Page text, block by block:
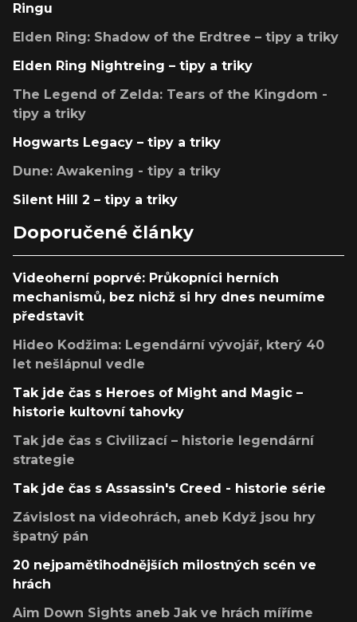
Ringu
Elden Ring: Shadow of the Erdtree – tipy a triky
Elden Ring Nightreing – tipy a triky
The Legend of Zelda: Tears of the Kingdom -
tipy a triky
Hogwarts Legacy – tipy a triky
Dune: Awakening - tipy a triky
Silent Hill 2 – tipy a triky
Doporučené články
Videoherní poprvé: Průkopníci herních
mechanismů, bez nichž si hry dnes neumíme
představit
Hideo Kodžima: Legendární vývojář, který 40
let nešlápnul vedle
Tak jde čas s Heroes of Might and Magic –
historie kultovní tahovky
Tak jde čas s Civilizací – historie legendární
strategie
Tak jde čas s Assassin's Creed - historie série
Závislost na videohrách, aneb Když jsou hry
špatný pán
20 nejpamětihodnějších milostných scén ve
hrách
Aim Down Sights aneb Jak ve hrách míříme